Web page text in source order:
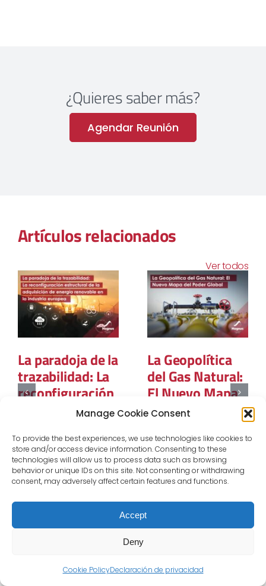
Manage Cookie Consent
To provide the best experiences, we use technologies like cookies to
store and/or access device information. Consenting to these
technologies will allow us to process data such as browsing
behavior or unique IDs on this site. Not consenting or withdrawing
consent, may adversely affect certain features and functions.
Accept
Deny
Cookie PolicyDeclaración de privacidad
¿Quieres saber más?
Agendar Reunión
Artículos relacionados
Ver todos
La paradoja de la
trazabilidad: La
reconfiguración
estructural de la
adquisición de
energía
renovable en la
industria
europea
La Geopolítica
del Gas Natural:
El Nuevo Mapa
del Poder Global